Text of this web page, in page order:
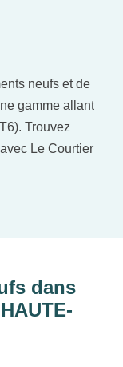
neufs et de
gamme allant
Trouvez
Le Courtier
également
dans